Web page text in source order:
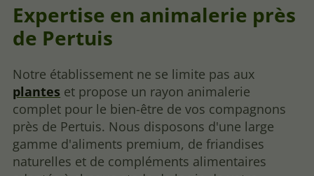
Expertise en animalerie près
de Pertuis
Notre établissement ne se limite pas aux
plantes et propose un rayon animalerie
complet pour le bien-être de vos compagnons
près de Pertuis. Nous disposons d'une large
gamme d'aliments premium, de friandises
naturelles et de compléments alimentaires